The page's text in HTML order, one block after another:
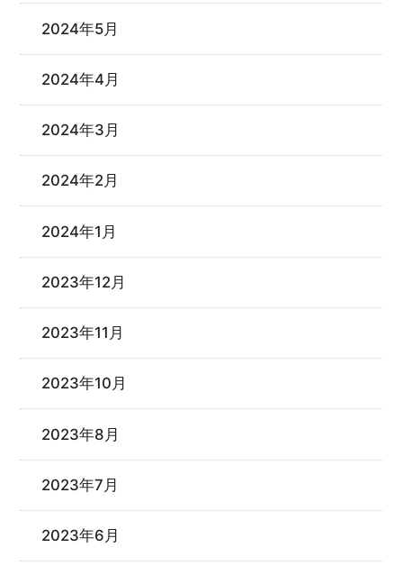
2024年5月
2024年4月
2024年3月
2024年2月
2024年1月
2023年12月
2023年11月
2023年10月
2023年8月
2023年7月
2023年6月